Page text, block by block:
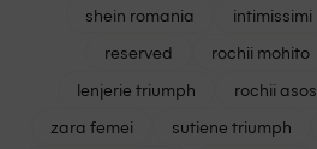
shein romania intimissimi
reserved
rochii mohito
lenjerie triumph
rochii asos
zara femei
sutiene triumph